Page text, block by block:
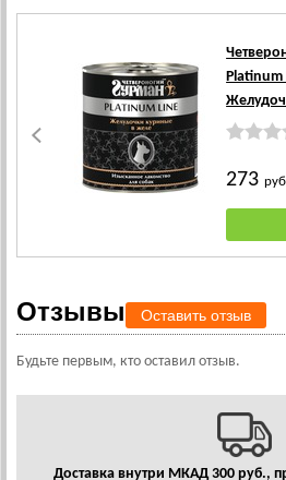
Platinum
273
Отзывы Оставить отзыв
Будьте первым, кто оставил отзыв.
Доставка внутри МКАД 300 руб.,